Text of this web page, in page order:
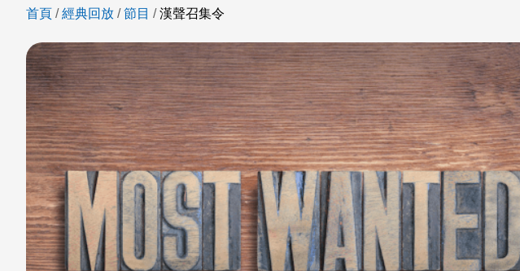
首頁 /經典回放 /節目 /漢聲召集令